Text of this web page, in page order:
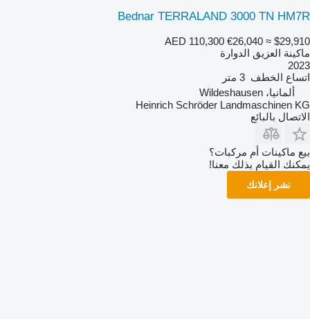
Bednar TERRALAND 3000 TN HM7R
AED 110,300 €26,040 ≈ $29,910
ماكينة العزيق الدوارة
2023
اتساع الخطف 3 متر
ألمانيا، Wildeshausen
Heinrich Schröder Landmaschinen KG
الاتصال بالبائع
بيع ماكينات أم مركبات؟
يمكنك القيام بذلك معنا!
نشر إعلانك